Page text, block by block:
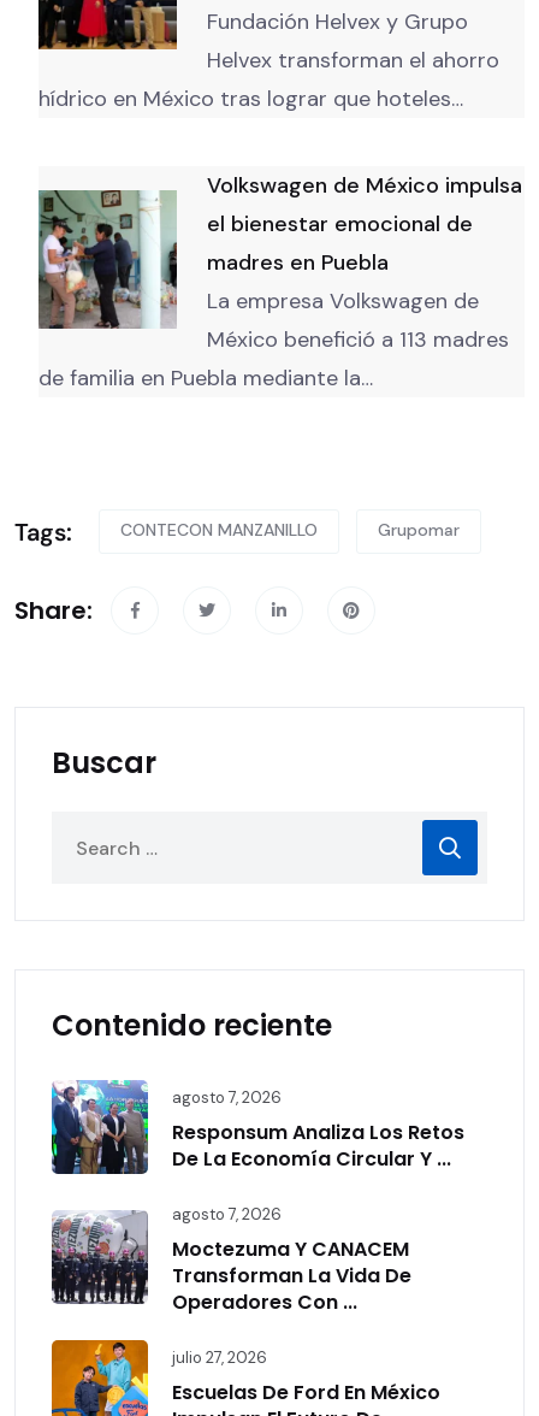
Fundación Helvex y Grupo
Helvex transforman el ahorro
hídrico en México tras lograr que hoteles…
Volkswagen de México impulsa
el bienestar emocional de
madres en Puebla
La empresa Volkswagen de
México benefició a 113 madres
de familia en Puebla mediante la…
Tags: CONTECON MANZANILLO Grupomar
Share:
Buscar
Contenido reciente
agosto 7, 2026
Responsum Analiza Los Retos
De La Economía Circular Y ...
agosto 7, 2026
Moctezuma Y CANACEM
Transforman La Vida De
Operadores Con ...
julio 27, 2026
Escuelas De Ford En México